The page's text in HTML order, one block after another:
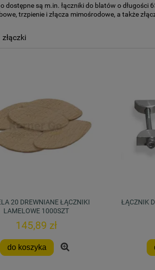
dostępne są m.in. łączniki do blatów o
trzpienie i złącza mimośrodowe, a także
20 DREWNIANE ŁĄCZNIKI
LAMELOWE 1000SZT
145,89 zł
do koszyka
ŁĄCZNIK